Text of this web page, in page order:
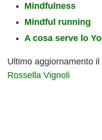
Mindfulness
Mindful running
A cosa serve lo
Ultimo aggiornamento
Rossella Vignoli